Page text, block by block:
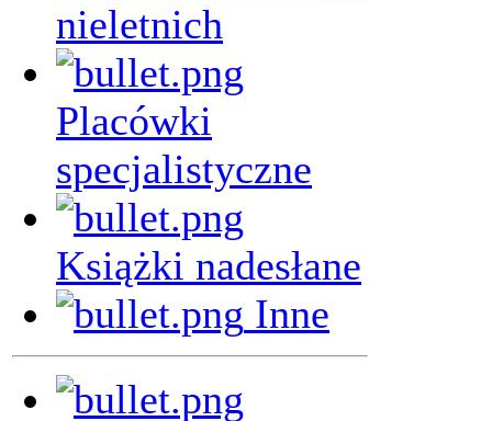
nieletnich
Placówki
specjalistyczne
Książki nadesłane
Inne